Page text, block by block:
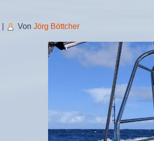
Von Jörg Böttcher